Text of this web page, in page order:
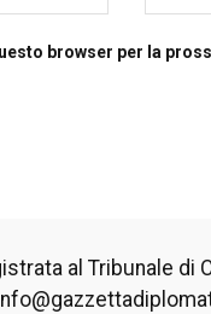
browser per la
al Tribunale di